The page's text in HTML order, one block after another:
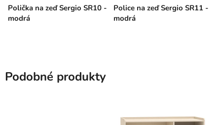
Polička na zeď Sergio SR10 -
modrá
Police na zeď Sergio SR11 -
modrá
Podobné produkty